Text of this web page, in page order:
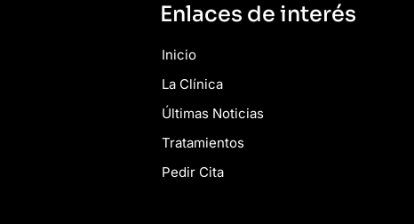
Enlaces de interés
Inicio
La Clínica
Últimas Noticias
Tratamientos
Pedir Cita